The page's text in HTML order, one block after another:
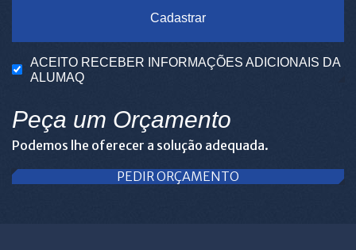
Cadastrar
ACEITO RECEBER INFORMAÇÕES ADICIONAIS DA
ALUMAQ
Peça um Orçamento
Podemos lhe oferecer a solução adequada.
PEDIR ORÇAMENTO